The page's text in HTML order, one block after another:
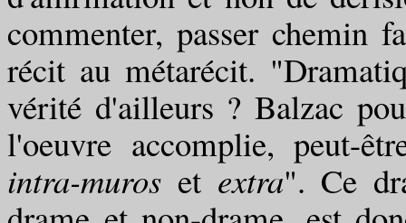
commenter, passer chemin
récit au métarécit.
vérité d'ailleurs ? Balzac
l'oeuvre accomplie, peut-
intra-muros et extra". Ce